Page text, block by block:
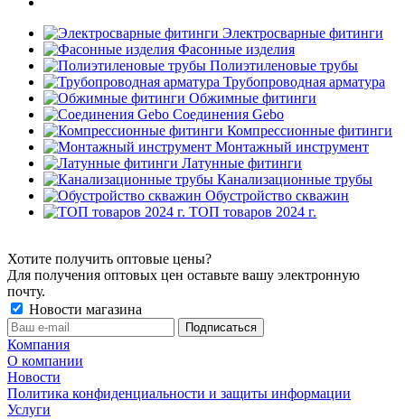
Электросварные фитинги
Фасонные изделия
Полиэтиленовые трубы
Трубопроводная арматура
Обжимные фитинги
Соединения Gebo
Компрессионные фитинги
Монтажный инструмент
Латунные фитинги
Канализационные трубы
Обустройство скважин
ТОП товаров 2024 г.
Хотите получить оптовые цены?
Для получения оптовых цен оставьте вашу электронную
почту.
Новости магазина
Компания
О компании
Новости
Политика конфиденциальности и защиты информации
Услуги